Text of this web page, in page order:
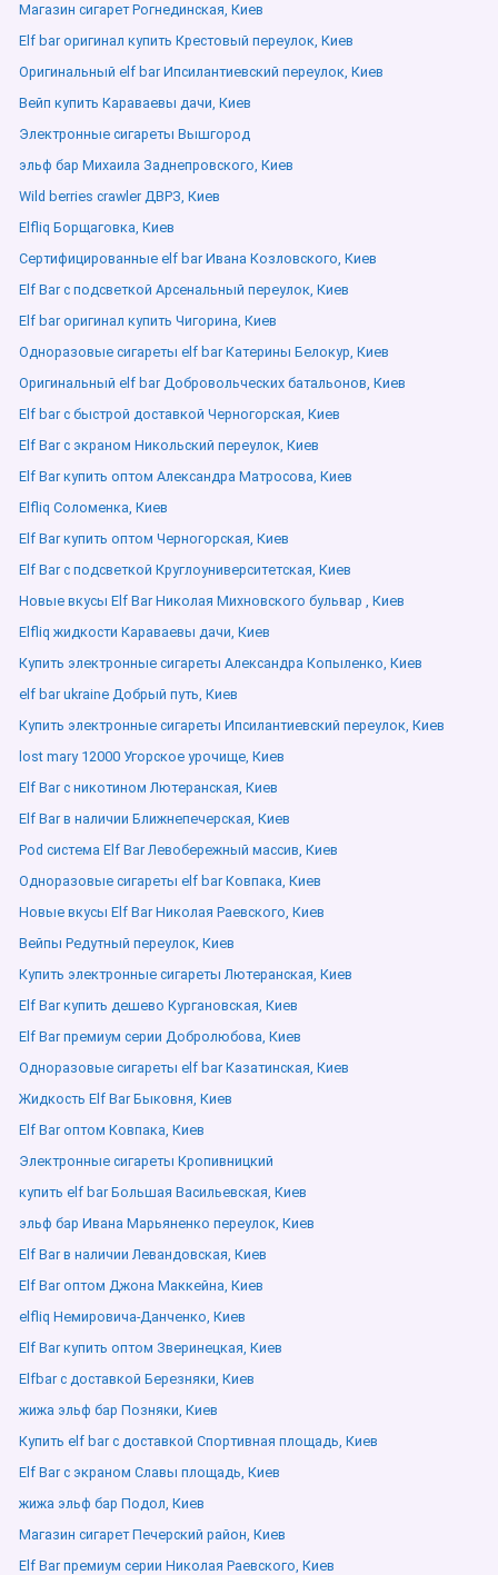
Магазин сигарет Рогнединская, Киев
Elf bar оригинал купить Крестовый переулок, Киев
Оригинальный elf bar Ипсилантиевский переулок, Киев
Вейп купить Караваевы дачи, Киев
Электронные сигареты Вышгород
эльф бар Михаила Заднепровского, Киев
Wild berries crawler ДВРЗ, Киев
Elfliq Борщаговка, Киев
Сертифицированные elf bar Ивана Козловского, Киев
Elf Bar с подсветкой Арсенальный переулок, Киев
Elf bar оригинал купить Чигорина, Киев
Одноразовые сигареты elf bar Катерины Белокур, Киев
Оригинальный elf bar Добровольческих батальонов, Киев
Elf bar с быстрой доставкой Черногорская, Киев
Elf Bar с экраном Никольский переулок, Киев
Elf Bar купить оптом Александра Матросова, Киев
Elfliq Соломенка, Киев
Elf Bar купить оптом Черногорская, Киев
Elf Bar с подсветкой Круглоуниверситетская, Киев
Новые вкусы Elf Bar Николая Михновского бульвар , Киев
Elfliq жидкости Караваевы дачи, Киев
Купить электронные сигареты Александра Копыленко, Киев
elf bar ukraine Добрый путь, Киев
Купить электронные сигареты Ипсилантиевский переулок, Киев
lost mary 12000 Угорское урочище, Киев
Elf Bar с никотином Лютеранская, Киев
Elf Bar в наличии Ближнепечерская, Киев
Pod система Elf Bar Левобережный массив, Киев
Одноразовые сигареты elf bar Ковпака, Киев
Новые вкусы Elf Bar Николая Раевского, Киев
Вейпы Редутный переулок, Киев
Купить электронные сигареты Лютеранская, Киев
Elf Bar купить дешево Кургановская, Киев
Elf Bar премиум серии Добролюбова, Киев
Одноразовые сигареты elf bar Казатинская, Киев
Жидкость Elf Bar Быковня, Киев
Elf Bar оптом Ковпака, Киев
Электронные сигареты Кропивницкий
купить elf bar Большая Васильевская, Киев
эльф бар Ивана Марьяненко переулок, Киев
Elf Bar в наличии Левандовская, Киев
Elf Bar оптом Джона Маккейна, Киев
elfliq Немировича-Данченко, Киев
Elf Bar купить оптом Зверинецкая, Киев
Elfbar с доставкой Березняки, Киев
жижа эльф бар Позняки, Киев
Купить elf bar с доставкой Спортивная площадь, Киев
Elf Bar с экраном Славы площадь, Киев
жижа эльф бар Подол, Киев
Магазин сигарет Печерский район, Киев
Elf Bar премиум серии Николая Раевского, Киев